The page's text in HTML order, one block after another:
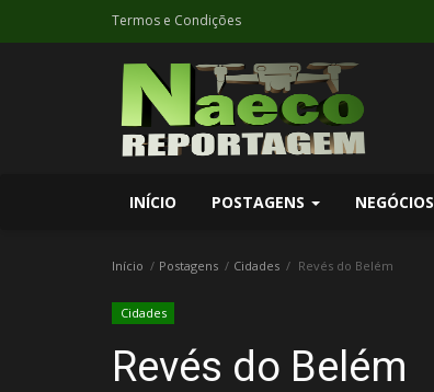
Termos e Condições
INÍCIO POSTAGENS NEGÓCIOS
Início Postagens Cidades Revés do Belém
Cidades
Revés do Belém